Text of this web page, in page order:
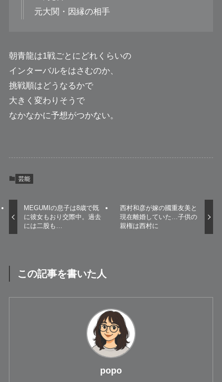
元大関・因縁の相手
朝青龍は1戦ごとにどれくらいの
インターバルをはさむのか、
挑戦順はどうなるかで
大きく変わりそうで
なかなかに予想がつかない。
芸能
MEGUMIの息子は8歳で既
に彼女もおり交際中。過去
には二股も…
西村和彦が嫁の國重友美と
現在離婚していた…子供の
親権は西村に
この記事を書いた人
popo